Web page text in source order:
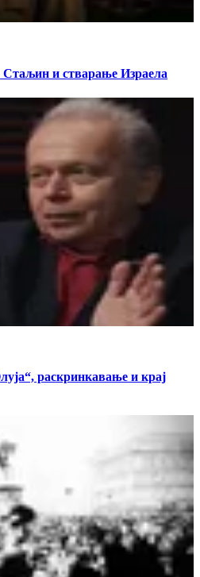
и стварање Израела
раскринкавање и крај